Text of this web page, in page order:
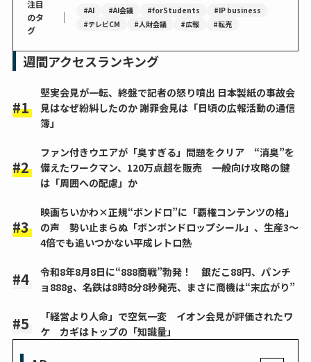
注目
のタ
グ
｜ #AI #AI会議 #forStudents
#IP business
#テレビCM
#人財会議 #広報 #転売
週間アクセスランキング
堅実会見が一転、終盤で記者の怒り噴出 日本製紙の事故会
見はなぜ紛糾したのか 謝罪会見は「日頃の広報活動の通信
簿」
ファン付きウエアが「臭すぎる」問題をクリア “消臭”を
備えたワークマン、120万点超を販売 一般向け攻略の鍵
は「周囲への配慮」か
映画ちいかわ×正規“ボンドロ”に「覇権コンテンツの格」
の声 勢い止まらぬ「ボンボンドロップシール」、生産3～
4倍でも追いつかない平成レトロ熱
令和8年8月8日に“888商戦”勃発！ 銀だこ88円、パンチ
ョ888g、名鉄は8時8分8秒発売、まさに商機は“末広がり”
「経営より人命」で空気一変 イオン会見が評価されたワ
ケ カギはトップの「知識量」